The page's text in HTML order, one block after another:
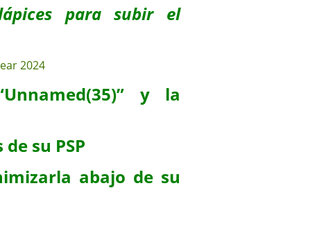
para subir el
y la
su PSP
abajo de su